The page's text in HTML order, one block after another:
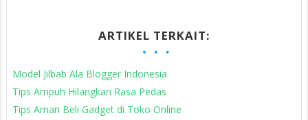
ARTIKEL TERKAIT:
Model Jilbab Ala Blogger Indonesia
Tips Ampuh Hilangkan Rasa Pedas
Tips Aman Beli Gadget di Toko Online